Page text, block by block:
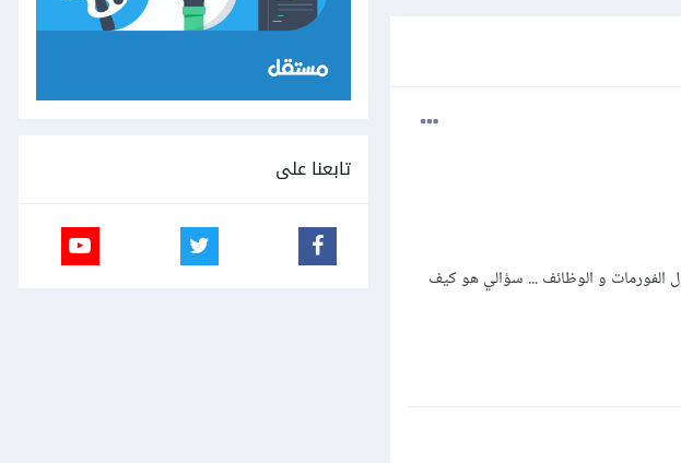
عندي مشروع بسيط احاول اعمله على برنامج دريم ويفر ..لكن المطلوب اني استخدم css ل الفورمات و الوظائف ... سؤالي هو كيف
تابعنا على